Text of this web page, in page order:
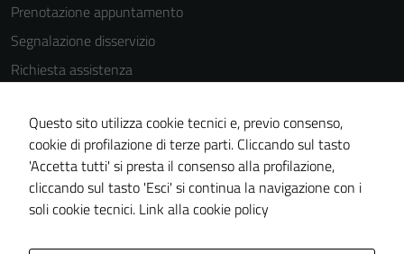
Prenotazione appuntamento
Segnalazione disservizio
Richiesta assistenza
Informativa privacy
Cookie Policy
Note legali
Dichiarazione di accessibilità
Questo sito utilizza cookie tecnici e, previo consenso,
cookie di profilazione di terze parti. Cliccando sul tasto
'Accetta tutti' si presta il consenso alla profilazione,
cliccando sul tasto 'Esci' si continua la navigazione con i
soli cookie tecnici. Link alla cookie policy